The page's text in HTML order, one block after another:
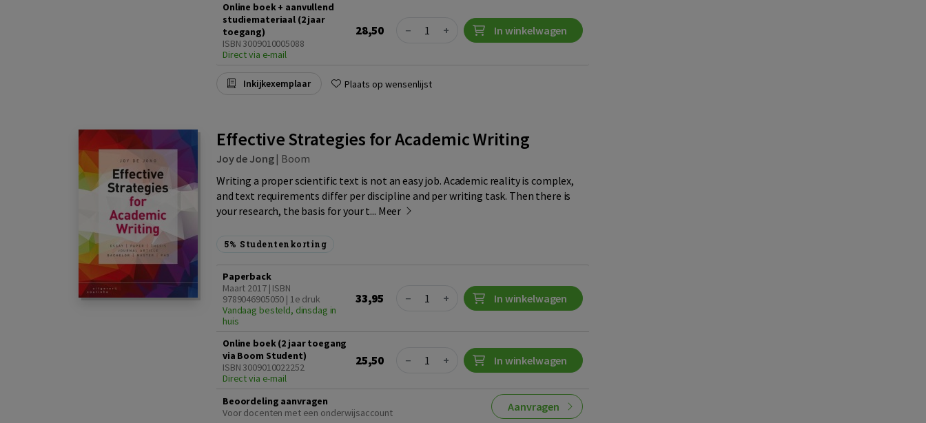
Online boek + aanvullend
studiemateriaal (2 jaar
toegang)
ISBN 3009010005088
Direct via e-mail
28,50 Quantity
− + In winkelwagen
Inkijkexemplaar Plaats op wensenlijst
Effective Strategies for Academic Writing
Joy de Jong| Boom
Writing a proper scientific text is not an easy job. Academic reality is complex,
and text requirements differ per discipline and per writing task. Then there is
your research, the basis for your t... Meer
5% Studentenkorting
Paperback
Maart 2017 | ISBN
9789046905050 | 1e druk
Vandaag besteld, dinsdag in
huis
33,95 Quantity
− + In winkelwagen
Online boek (2 jaar toegang
via Boom Student)
ISBN 3009010022252
Direct via e-mail
25,50 Quantity
− + In winkelwagen
Beoordeling aanvragen
Voor docenten met een onderwijsaccount
Aanvragen